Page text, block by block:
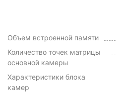
Объем встроенной памяти
Количество точек матрицы
основной камеры
Характеристики блока
камер